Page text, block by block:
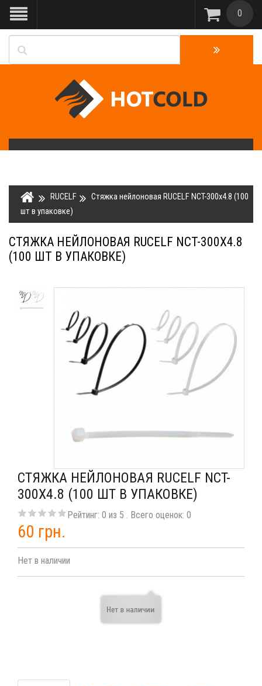
0
RUCELF
Стяжка нейлоновая RUCELF NCT-300x4.8 (100
шт в упаковке)
СТЯЖКА НЕЙЛОНОВАЯ RUCELF NCT-300X4.8
(100 ШТ В УПАКОВКЕ)
СТЯЖКА НЕЙЛОНОВАЯ RUCELF NCT-
300X4.8 (100 ШТ В УПАКОВКЕ)
Рейтинг: 0 из 5 . Всего оценок: 0
60 грн.
Нет в наличии